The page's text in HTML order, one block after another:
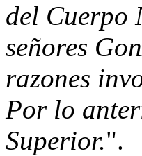
del Cuerpo
señores
razones
Por lo
Superior.".